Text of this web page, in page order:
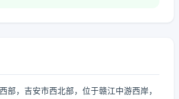
部，吉安市西北部，位于赣江中游西岸，